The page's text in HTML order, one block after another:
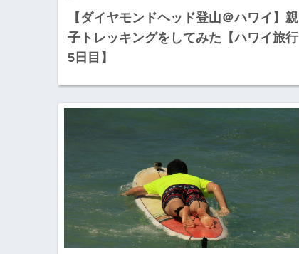
【ダイヤモンドヘッド登山＠ハワイ】親
子トレッキングをしてみた【ハワイ旅行
5日目】